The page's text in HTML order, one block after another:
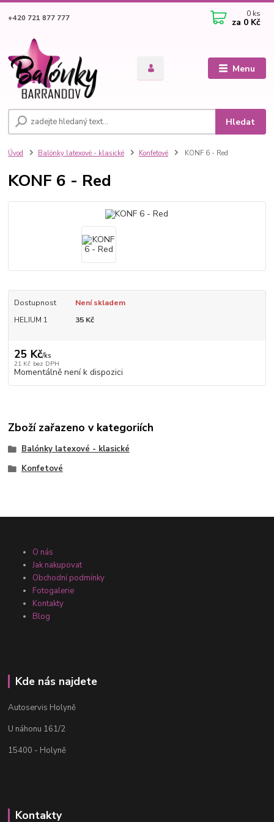
Menu
Hledat
+420 721 877 777 0 ks
za 0 Kč
Úvod Balónky latexové - klasické Konfetové KONF 6 - Red
KONF 6 - Red
Dostupnost
Není skladem
HELIUM 1
35 Kč
25 Kč/ks
21 Kč bez DPH
Momentálně není k dispozici
Zboží zařazeno v kategoriích
Balónky latexové - klasické
Konfetové
O nás
Jak nakupovat
Obchodní podmínky
Fotogalerie
Kontakty
Blog
Kde nás najdete
Autoservis Holyně
U náhonu 161/2
15400 - Holyně
Kontakty